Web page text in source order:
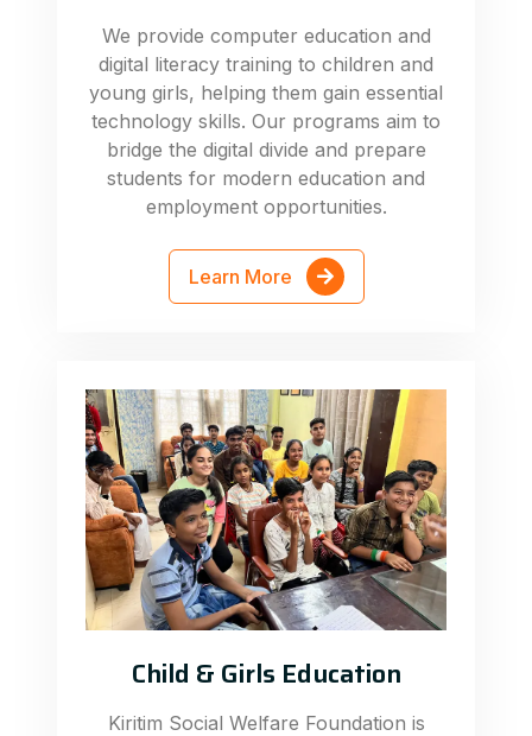
We provide computer education and
digital literacy training to children and
young girls, helping them gain essential
technology skills. Our programs aim to
bridge the digital divide and prepare
students for modern education and
employment opportunities.
Learn More
Child & Girls Education
Kiritim Social Welfare Foundation is